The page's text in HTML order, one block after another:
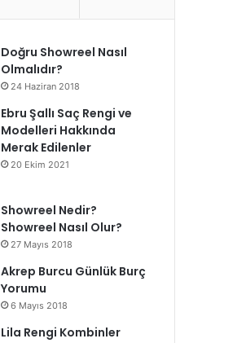
Doğru Showreel Nasıl
Olmalıdır?
24 Haziran 2018
Ebru Şallı Saç Rengi ve
Modelleri Hakkında
Merak Edilenler
20 Ekim 2021
Showreel Nedir?
Showreel Nasıl Olur?
27 Mayıs 2018
Akrep Burcu Günlük Burç
Yorumu
6 Mayıs 2018
Lila Rengi Kombinler